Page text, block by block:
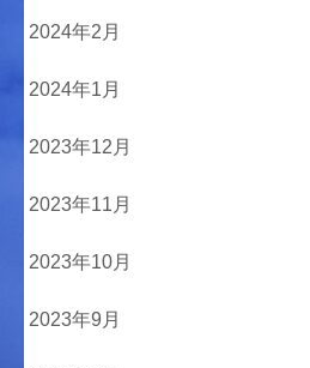
2024年2月
2024年1月
2023年12月
2023年11月
2023年10月
2023年9月